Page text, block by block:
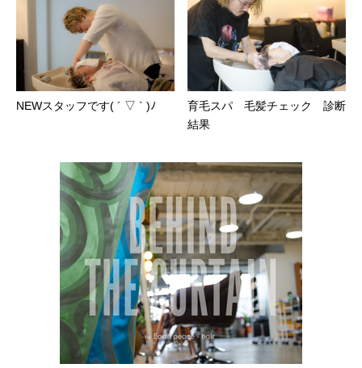
NEWスタッフです( ´ ▽ ` )ﾉ
育毛スパ 毛髪チェック 診断
結果